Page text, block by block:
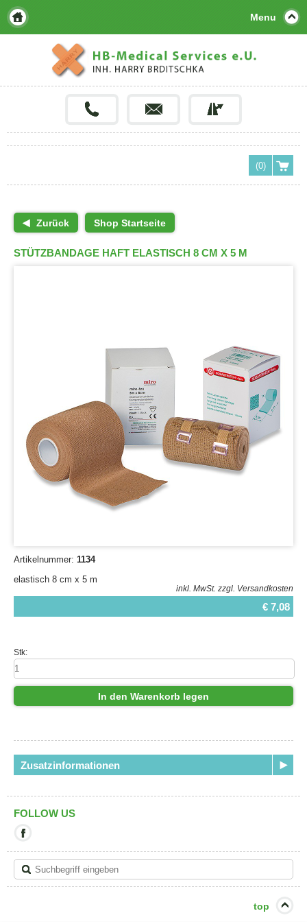
Menu
(0)
Zurück Shop Startseite
STÜTZBANDAGE HAFT ELASTISCH 8 CM X 5 M
Artikelnummer: 1134
elastisch 8 cm x 5 m
inkl. MwSt. zzgl. Versandkosten
€ 7,08
Stk:
In den Warenkorb legen
Zusatzinformationen
FOLLOW US
Link
verlassen
Sie
die
top